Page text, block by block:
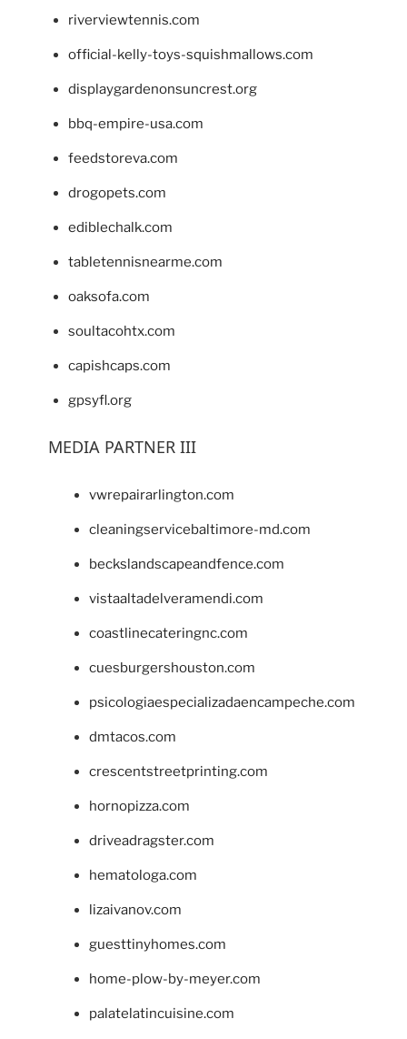
riverviewtennis.com
official-kelly-toys-squishmallows.com
displaygardenonsuncrest.org
bbq-empire-usa.com
feedstoreva.com
drogopets.com
ediblechalk.com
tabletennisnearme.com
oaksofa.com
soultacohtx.com
capishcaps.com
gpsyfl.org
MEDIA PARTNER III
vwrepairarlington.com
cleaningservicebaltimore-md.com
beckslandscapeandfence.com
vistaaltadelveramendi.com
coastlinecateringnc.com
cuesburgershouston.com
psicologiaespecializadaencampeche.com
dmtacos.com
crescentstreetprinting.com
hornopizza.com
driveadragster.com
hematologa.com
lizaivanov.com
guesttinyhomes.com
home-plow-by-meyer.com
palatelatincuisine.com